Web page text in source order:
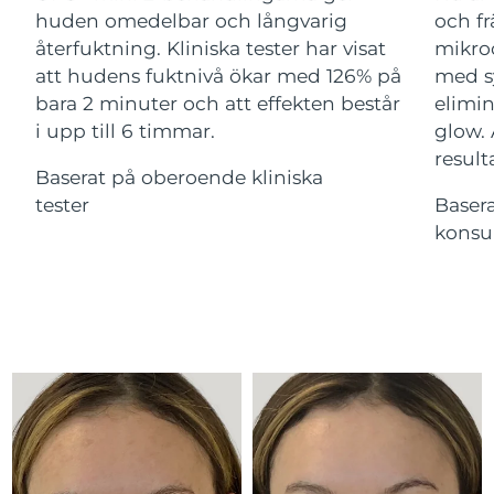
huden omedelbar och långvarig
återfuktning. Kliniska tester har visat
att hudens fuktnivå ökar med 126% på
bara 2 minuter och att effekten består
i upp till 6 timmar.
Baserat på oberoende kliniska
tester
och
med
glow.
For healthy hair
18% PAP
Kosmetika Man
Handla allt
Israel Förväntad leverans 15/08/2026
Italien Förväntad leverans11/08/2026
Japan 14/08/2026
Jersey 16/08/2026
Libanon Förväntad leverans12/08/2026
Litauen Förväntad leverans 11/08/2026